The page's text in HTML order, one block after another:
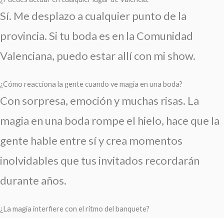
Sí. Me desplazo a cualquier punto de la
provincia. Si tu boda es en la Comunidad
Valenciana, puedo estar allí con mi show.
¿Cómo reacciona la gente cuando ve magia en una boda?
Con sorpresa, emoción y muchas risas. La
magia en una boda rompe el hielo, hace que la
gente hable entre sí y crea momentos
inolvidables que tus invitados recordarán
durante años.
¿La magia interfiere con el ritmo del banquete?